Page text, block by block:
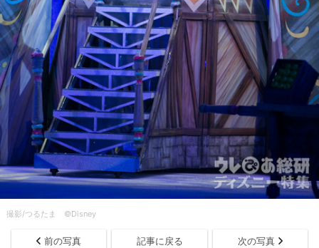
撮影/つるたま ©Disney
前の写真 記事に戻る 次の写真